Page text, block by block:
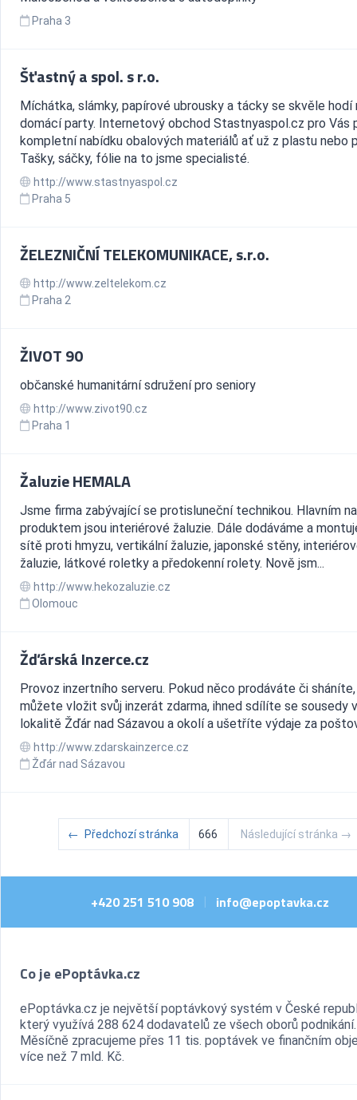
Praha 3
Šťastný a spol. s r.o.
Míchátka, slámky, papírové ubrousky a tácky se skvěle hodí
domácí party. Internetový obchod Stastnyaspol.cz pro Vás
kompletní nabídku obalových materiálů ať už z plastu nebo
Tašky, sáčky, fólie na to jsme specialisté.
http://www.stastnyaspol.cz
Praha 5
ŽELEZNIČNÍ TELEKOMUNIKACE, s.r.o.
http://www.zeltelekom.cz
Praha 2
ŽIVOT 90
občanské humanitární sdružení pro seniory
http://www.zivot90.cz
Praha 1
Žaluzie HEMALA
Jsme firma zabývající se protisluneční technikou. Hlavním
produktem jsou interiérové žaluzie. Dále dodáváme a
sítě proti hmyzu, vertikální žaluzie, japonské stěny,
žaluzie, látkové roletky a předokenní rolety. Nově jsm...
http://www.hekozaluzie.cz
Olomouc
Žďárská Inzerce.cz
Provoz inzertního serveru. Pokud něco prodáváte či sháníte,
můžete vložit svůj inzerát zdarma, ihned sdílíte se sousedy v
lokalitě Žďár nad Sázavou a okolí a ušetříte výdaje za
http://www.zdarskainzerce.cz
Žďár nad Sázavou
← Předchozí stránka 666 Následující stránka →
+420 251 510 908 info@epoptavka.cz
Co je ePoptávka.cz
ePoptávka.cz je největší poptávkový systém v České
který využívá 288 624 dodavatelů ze všech oborů podnikání.
Měsíčně zpracujeme přes 11 tis. poptávek ve finančním
více než 7 mld. Kč.